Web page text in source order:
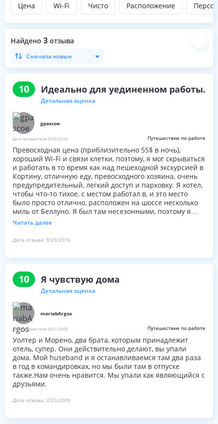
Цена Wi-Fi Чисто Расположение
Найдено 3 отзыва
Сначала новые
10 Идеально для уединенном работы.
Детальная оценка
gpascoe
Дата путешествия:9/30/2016 Путешествие по работе
Превосходная цена (приблизительно 55$ в ночь),
хороший Wi-Fi и связи клетки, поэтому, я мог скрываться
и работать в то время как над пешеходной экскурсией в
Кортину, отличную еду, превосходного хозяина, очень
предупредительный, легкий доступ и парковку. Я хотел,
чтобы что-то тихое, с местом работал в, и это место
было просто отлично, расположен на шоссе несколько
миль от Беллуно. Я был там несезонными, поэтому я
думаю, что помог с тихим характером места.
Читать далее
Дата отзыва: 9/29/2016
10 Я чувствую дома
Детальная оценка
mariabArgos
Дата путешествия:8/31/2008 Путешествие по работе
Уолтер и Морено, два брата, которым принадлежит
отель, супер. Они действительно делают, вы упали
дома. Мой huseband и я останавливаемся там два раза
в год в командировках, но мы были там в отпуске
также.Нам очень нравится. Мы упали как являющийся с
друзьями.
Дата отзыва: 2/23/2009